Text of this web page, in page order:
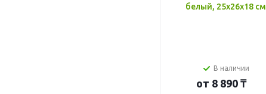
белый, 25x26x18 см
В наличии
от 8 890 ₸